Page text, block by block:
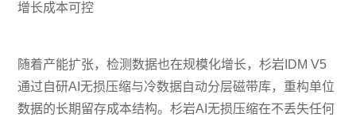
增长成本可控
随着产能扩张，检测数据也在规模化增长，杉岩IDM V5
通过自研AI无损压缩与冷数据自动分层磁带库，重构单位
数据的长期留存成本结构。杉岩AI无损压缩在不丢失任何